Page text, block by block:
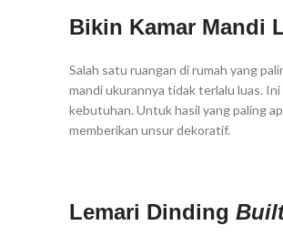
Bikin Kamar Mandi
Salah satu ruangan di rumah yang
mandi ukurannya tidak terlalu luas.
kebutuhan. Untuk hasil yang paling
memberikan unsur dekoratif.
Lemari Dinding